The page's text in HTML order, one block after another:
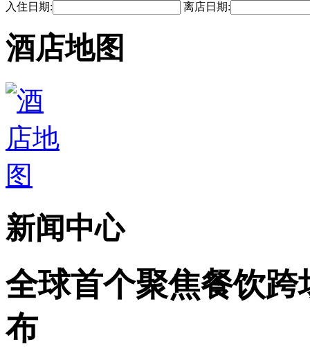
入住日期: 离店日期:
酒店地图
新闻中心
全球首个聚焦餐饮
布